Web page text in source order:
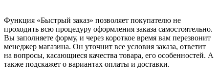
Функция «Быстрый заказ» позволяет покупателю не
проходить всю процедуру оформления заказа самостоятельно.
Вы заполняете форму, и через короткое время вам перезвонит
менеджер магазина. Он уточнит все условия заказа, ответит
на вопросы, касающиеся качества товара, его особенностей. А
также подскажет о вариантах оплаты и доставки.